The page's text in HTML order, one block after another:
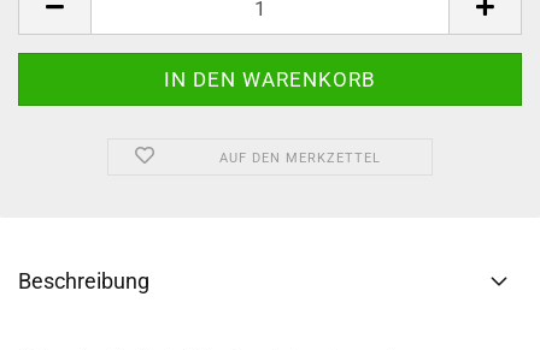
AUF DEN MERKZETTEL
Beschreibung